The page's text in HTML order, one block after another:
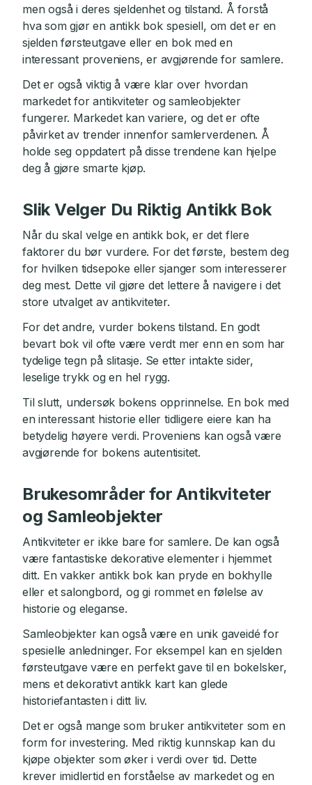
men også i deres sjeldenhet og tilstand. Å forstå
hva som gjør en antikk bok spesiell, om det er en
sjelden førsteutgave eller en bok med en
interessant proveniens, er avgjørende for samlere.
Det er også viktig å være klar over hvordan
markedet for antikviteter og samleobjekter
fungerer. Markedet kan variere, og det er ofte
påvirket av trender innenfor samlerverdenen. Å
holde seg oppdatert på disse trendene kan hjelpe
deg å gjøre smarte kjøp.
Slik Velger Du Riktig Antikk Bok
Når du skal velge en antikk bok, er det flere
faktorer du bør vurdere. For det første, bestem deg
for hvilken tidsepoke eller sjanger som interesserer
deg mest. Dette vil gjøre det lettere å navigere i det
store utvalget av antikviteter.
For det andre, vurder bokens tilstand. En godt
bevart bok vil ofte være verdt mer enn en som har
tydelige tegn på slitasje. Se etter intakte sider,
leselige trykk og en hel rygg.
Til slutt, undersøk bokens opprinnelse. En bok med
en interessant historie eller tidligere eiere kan ha
betydelig høyere verdi. Proveniens kan også være
avgjørende for bokens autentisitet.
Brukesområder for Antikviteter
og Samleobjekter
Antikviteter er ikke bare for samlere. De kan også
være fantastiske dekorative elementer i hjemmet
ditt. En vakker antikk bok kan pryde en bokhylle
eller et salongbord, og gi rommet en følelse av
historie og eleganse.
Samleobjekter kan også være en unik gaveidé for
spesielle anledninger. For eksempel kan en sjelden
førsteutgave være en perfekt gave til en bokelsker,
mens et dekorativt antikk kart kan glede
historiefantasten i ditt liv.
Det er også mange som bruker antikviteter som en
form for investering. Med riktig kunnskap kan du
kjøpe objekter som øker i verdi over tid. Dette
krever imidlertid en forståelse av markedet og en